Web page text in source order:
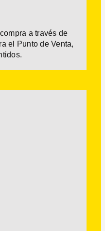
a través de
el Punto de Venta,